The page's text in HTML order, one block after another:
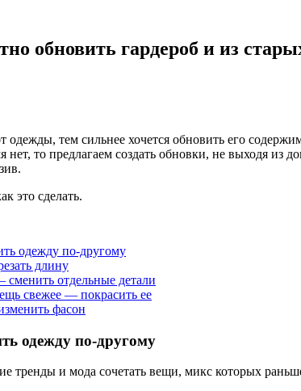
обновить гардероб и из
тем сильнее хочется обновить его
то предлагаем создать обновки, не выходя из
это сделать.
одежду по-другому
длину
отдельные детали
свежее — покрасить ее
фасон
одежду по-другому
тренды и мода сочетать вещи, микс которых